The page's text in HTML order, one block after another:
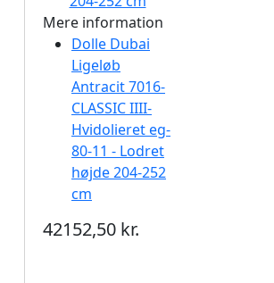
Mere information
Dolle Dubai
Ligeløb
Antracit 7016-
CLASSIC IIII-
Hvidolieret eg-
80-11 - Lodret
højde 204-252
cm
42152,50 kr.